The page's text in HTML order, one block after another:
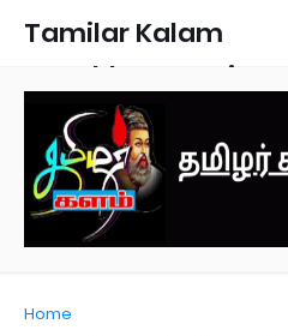
Tamilar Kalam
Monthly Magazine
Home